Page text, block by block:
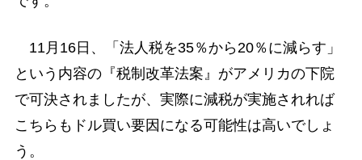
11月16日、「法人税を35％から20％に減らす」
という内容の『税制改革法案』がアメリカの下院
で可決されましたが、実際に減税が実施されれば
こちらもドル買い要因になる可能性は高いでしょ
う。